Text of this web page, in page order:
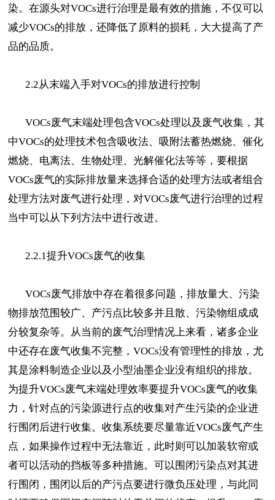
染。在源头对VOCs进行治理是最有效的措施，不仅可以
减少VOCs的排放，还降低了原料的损耗，大大提高了产
品的品质。
2.2从末端入手对VOCs的排放进行控制
VOCs废气末端处理包含VOCs处理以及废气收集，其
中VOCs的处理技术包含吸收法、吸附法蓄热燃烧、催化
燃烧、电离法、生物处理、光解催化法等等，要根据
VOCs废气的实际排放量来选择合适的处理方法或者组合
处理方法对废气进行处理，对VOCs废气进行治理的过程
当中可以从下列方法中进行改进。
2.2.1提升VOCs废气的收集
VOCs废气排放中存在着很多问题，排放量大、污染
物排放范围较广、产污点比较多并且散、污染物组成成
分较复杂等。从当前的废气治理情况上来看，诸多企业
中还存在废气收集不完整，VOCs没有管理性的排放，尤
其是涂料制造企业以及小型油墨企业没有组织的排放。
为提升VOCs废气末端处理效率要提升VOCs废气的收集
力，针对点的污染源进行点的收集对产生污染的企业进
行围闭后进行收集。收集系统要尽量靠近VOCs废气产生
点，如果操作过程中无法靠近，此时则可以加装软帘或
者可以活动的挡板等多种措施。可以围闭污染点对其进
行围闭，围闭以后的产污点要进行微负压处理，与此同